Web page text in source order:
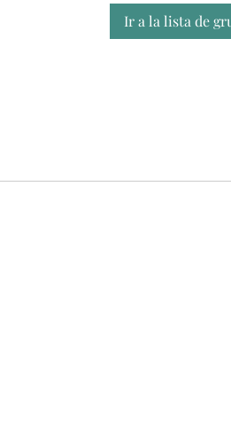
Ir a la lista de